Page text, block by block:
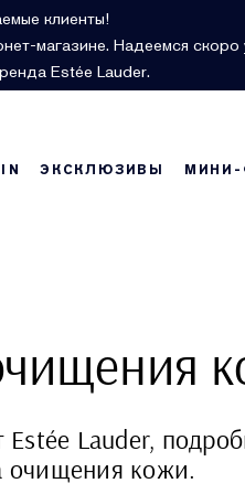
клиенты!
магазине. Надеемся скоро
Estée Lauder.
ЭКСКЛЮЗИВЫ
Lauder,
очищения кожи.